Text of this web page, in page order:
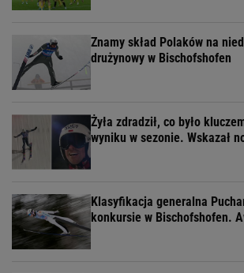
Znamy skład Polaków na
drużynowy w Bischofshofen
Żyła zdradził, co było
wyniku w sezonie. Wskazał
Klasyfikacja generalna
konkursie w Bischofshofen.